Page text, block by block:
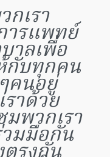
กเรา
ารแพทย์
าลเพื่อ
กับทุกคน
คนอยู่
าด้วย
พวกเรา
มมือกัน